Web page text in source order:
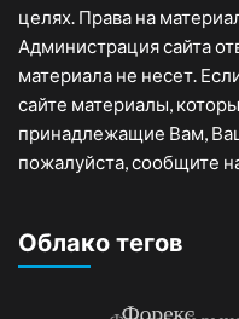
целях. Права на
Администрация сайта
материала не несет.
сайте материалы,
принадлежащие Вам,
пожалуйста, сообщите
Облако тегов